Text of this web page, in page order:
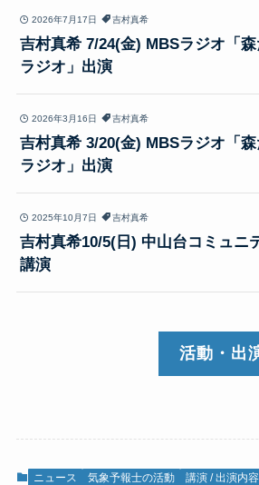
2026年7月17日 吉村真希
吉村真希 7/24(金) MBSラジオ「
ラジオ」出演
2026年3月16日 吉村真希
吉村真希 3/20(金) MBSラジオ「
ラジオ」出演
2025年10月7日 吉村真希
吉村真希10/5(日) 中山台コミュニ
講演
活動・出
ニュース 気象予報士の活動 講演 / 出演内容